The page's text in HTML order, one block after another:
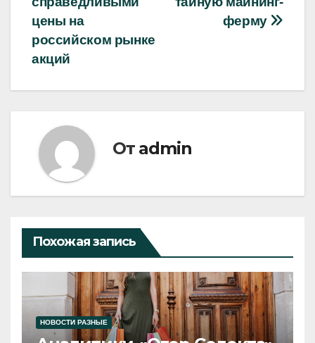
записям
ферму
цены на
российском рынке
акций
От admin
Похожая запись
НОВОСТИ РАЗНЫЕ